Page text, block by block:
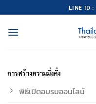
to
content
LINE ID :
การสร้างความมั่งคั่ง
พิธีเปิดอบรมออนไลน์